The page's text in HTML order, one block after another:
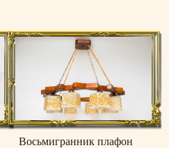
Восьмигранник плафон